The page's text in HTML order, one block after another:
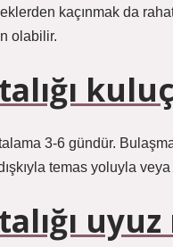
kaçınmak da
olabilir.
3-6 gündür.
temas yoluyla
uyuz